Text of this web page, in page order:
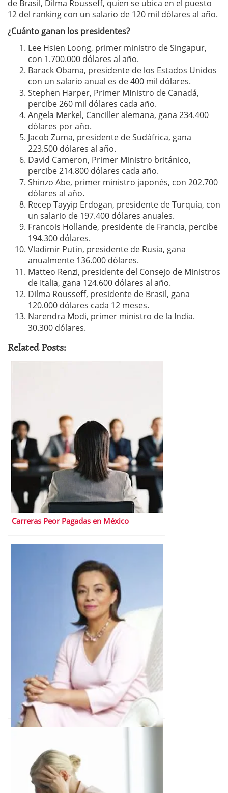
de Brasil, Dilma Rousseff, quien se ubica en el puesto
12 del ranking con un salario de 120 mil dólares al año.
¿Cuánto ganan los presidentes?
Lee Hsien Loong, primer ministro de Singapur,
con 1.700.000 dólares al año.
Barack Obama, presidente de los Estados Unidos
con un salario anual es de 400 mil dólares.
Stephen Harper, Primer MInistro de Canadá,
percibe 260 mil dólares cada año.
Angela Merkel, Canciller alemana, gana 234.400
dólares por año.
Jacob Zuma, presidente de Sudáfrica, gana
223.500 dólares al año.
David Cameron, Primer Ministro británico,
percibe 214.800 dólares cada año.
Shinzo Abe, primer ministro japonés, con 202.700
dólares al año.
Recep Tayyip Erdogan, presidente de Turquía, con
un salario de 197.400 dólares anuales.
Francois Hollande, presidente de Francia, percibe
194.300 dólares.
Vladimir Putin, presidente de Rusia, gana
anualmente 136.000 dólares.
Matteo Renzi, presidente del Consejo de Ministros
de Italia, gana 124.600 dólares al año.
Dilma Rousseff, presidente de Brasil, gana
120.000 dólares cada 12 meses.
Narendra Modi, primer ministro de la India.
30.300 dólares.
Related Posts:
Carreras Peor Pagadas en México
Josefina Vázquez Mota candidata PAN